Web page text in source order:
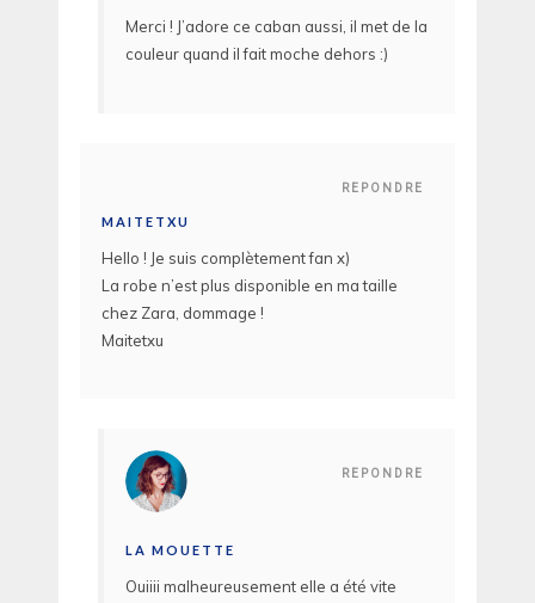
Merci ! J’adore ce caban aussi, il met de la
couleur quand il fait moche dehors :)
REPONDRE
MAITETXU
Hello ! Je suis complètement fan x)
La robe n’est plus disponible en ma taille
chez Zara, dommage !
Maitetxu
REPONDRE
LA MOUETTE
Ouiiii malheureusement elle a été vite